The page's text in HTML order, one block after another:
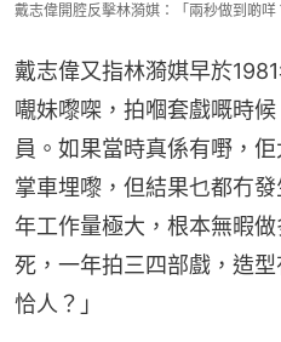
戴志偉開腔反擊林漪娸：「兩秒做到啲咩
戴志偉又指林漪娸早於
𡃁妹嚟㗎，拍嗰套戲嘅時
員。如果當時真係有嘢，
掌車埋嚟，但結果乜都冇
年工作量極大，根本無暇
死，一年拍三四部戲，造
恰人？」